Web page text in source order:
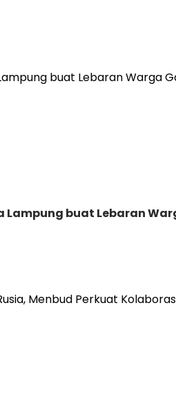
Lampung buat Lebaran